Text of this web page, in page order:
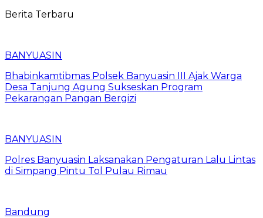
Berita Terbaru
BANYUASIN
Bhabinkamtibmas Polsek Banyuasin III Ajak Warga
Desa Tanjung Agung Sukseskan Program
Pekarangan Pangan Bergizi
BANYUASIN
Polres Banyuasin Laksanakan Pengaturan Lalu Lintas
di Simpang Pintu Tol Pulau Rimau
Bandung